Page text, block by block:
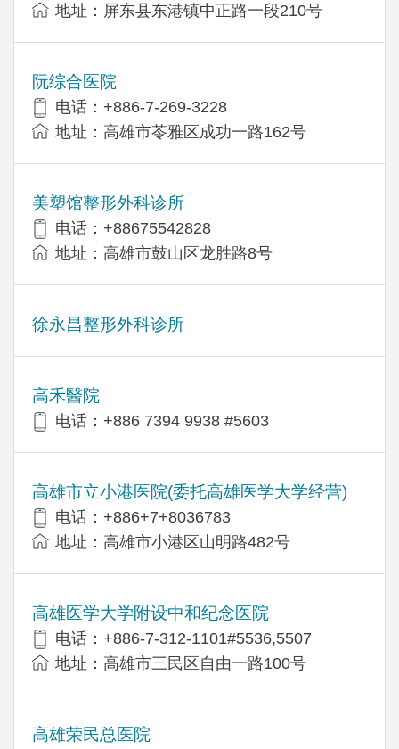
地址：屏东县东港镇中正路一段210号
阮综合医院
电话：+886-7-269-3228
地址：高雄市苓雅区成功一路162号
美塑馆整形外科诊所
电话：+88675542828
地址：高雄市鼓山区龙胜路8号
徐永昌整形外科诊所
高禾醫院
电话：+886 7394 9938 #5603
高雄市立小港医院(委托高雄医学大学经营)
电话：+886+7+8036783
地址：高雄市小港区山明路482号
高雄医学大学附设中和纪念医院
电话：+886-7-312-1101#5536,5507
地址：高雄市三民区自由一路100号
高雄荣民总医院